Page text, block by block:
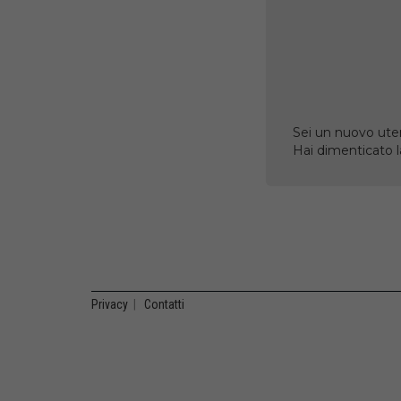
Sei un nuovo
Hai dimenticato
Privacy Contatti